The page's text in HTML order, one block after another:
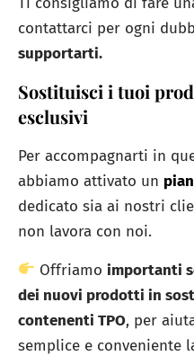
contattarci per ogni
supportarti.
Sostituisci i tuoi
esclusivi
Per accompagnarti in
abbiamo attivato un
dedicato sia ai nostri
non lavora con noi.
Offriamoimportanti
dei nuovi prodotti in
contenenti TPO, per
semplice e conveniente